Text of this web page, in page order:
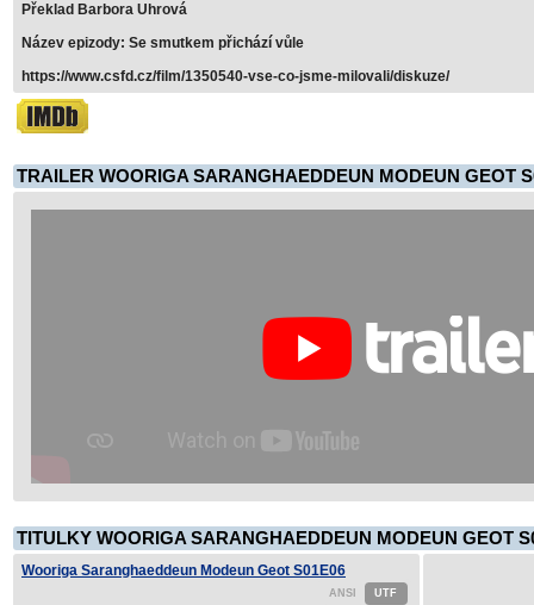
Překlad Barbora Uhrová
Název epizody: Se smutkem přichází vůle
https://www.csfd.cz/film/1350540-vse-co-jsme-milovali/diskuze/
TRAILER WOORIGA SARANGHAEDDEUN MODEUN GEOT
TITULKY WOORIGA SARANGHAEDDEUN MODEUN GEOT
Wooriga Saranghaeddeun Modeun Geot S01E06